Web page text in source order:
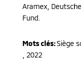
Aramex,
Fund.
Mots clés:Siège
2022